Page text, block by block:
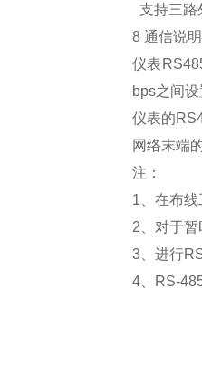
支持三
8 通信说明
仪表
bps之间
仪表的
网络末端
注：
1、在布
2、对于
3、进行
4、RS-